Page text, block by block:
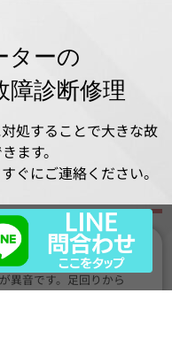
ターの
障診断修理
処することで大きな故
ます。
ぐにご連絡ください。
る
異音です。足回りから
ら「キュルキュル」とい